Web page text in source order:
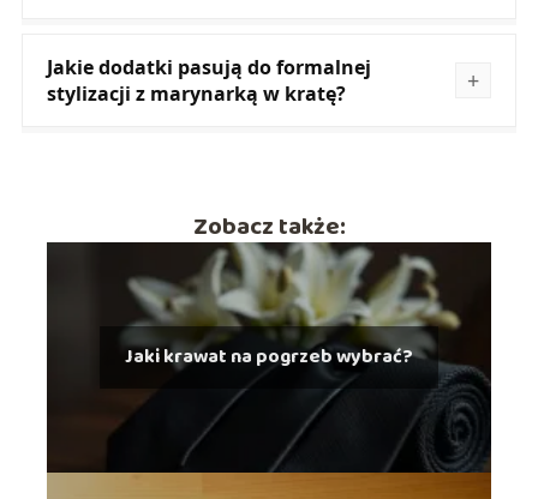
Jakie dodatki pasują do formalnej
stylizacji z marynarką w kratę?
Zobacz także:
Jaki krawat na pogrzeb wybrać?